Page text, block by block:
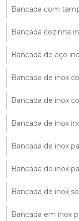
Bancada com
Bancada cozinha
Bancada de aço
Bancada de inox
Bancada de inox
Bancada de inox
Bancada de inox
Bancada de inox
Bancada de inox
Bancada em inox